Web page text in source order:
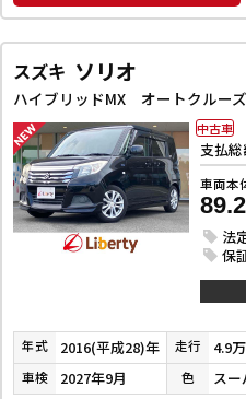
スズキ ソリオ
支払
車両本
89.2
法
保
中古車
年式 2016(平成28)年 走行 4.9
車検 2027年9月 色